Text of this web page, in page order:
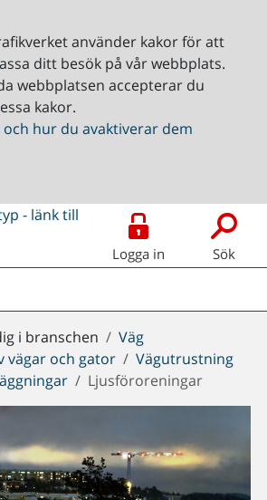
använder kakor för att
ditt besök på vår webbplats.
webbplatsen accepterar du
kakor.
hur du avaktiverar dem
Logga in Sök
i branschen
Väg
vägar och gator
Vägutrustning
Ljusföroreningar